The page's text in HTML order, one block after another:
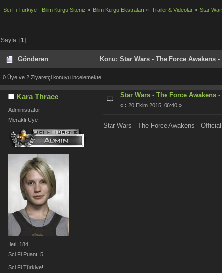
Sci Fi Türkiye - Bilim Kurgu Siteniz » Bilim Kurgu Ekstraları » Trailer & Videolar» Star
Sayfa: [1]
Gönderen Konu: Star Wars - The Force Awakens
0 Üye ve 2 Ziyaretçi konuyu incelemekte.
Kara Thrace
Administrator
Meraklı Üye
İleti: 184
Sci Fi Puanı: 5
Sci Fi Türkiye!
Star Wars - The Force Awakens
« : 20 Ekim 2015, 06:40 »
Star Wars - The Force Awakens -